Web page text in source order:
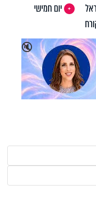
יום חמישי
🔇